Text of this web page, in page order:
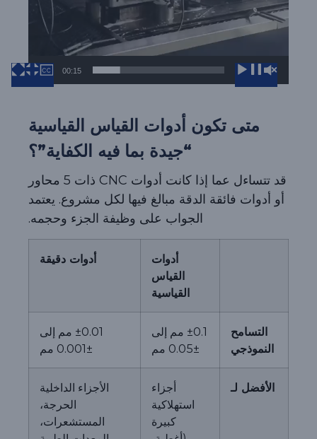
00:00
00:15
متى تكون أدوات القياس القياسية
“جيدة بما فيه الكفاية”؟
قد تتساءل عما إذا كانت أدوات CNC ذات 5 محاور
أو أدوات فائقة الدقة مبالغ فيها لكل مشروع. يعتمد
الجواب على وظيفة الجزء وحجمه.
أدوات
القياس
القياسية
أدوات دقيقة
التسامح
النموذجي
±0.1 مم إلى
±0.05 مم
±0.01 مم إلى
±0.001 مم
الأفضل لـ
أجزاء
استهلاكية
كبيرة
الأجزاء الداخلية
الحرجة،
المستشعرات،